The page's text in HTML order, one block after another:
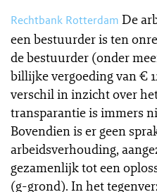
Rechtbank Rotterdam De
een bestuurder is ten
de bestuurder (onder
billijke vergoeding van €
verschil in inzicht over
transparantie is immers
Bovendien is er geen
arbeidsverhouding,
gezamenlijk tot een
(g-grond). In het